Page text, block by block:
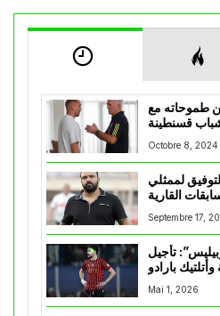
طموحاته مع
قسنطينة
Octobre 8, 2024
لممثلي
Septembre 17,
تأجيل
بارادو
Mai 1, 2026